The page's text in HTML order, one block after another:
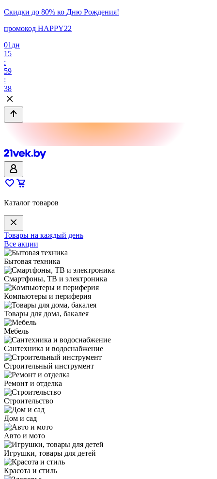
Скидки до 80% ко Дню Рождения!
промокод HAPPY22
01 дн
15
:
59
:
38
Каталог товаров
Товары на каждый день
Все акции
Бытовая техника
Смартфоны, ТВ и электроника
Компьютеры и периферия
Товары для дома, бакалея
Мебель
Сантехника и водоснабжение
Строительный инструмент
Ремонт и отделка
Строительство
Дом и сад
Авто и мото
Игрушки, товары для детей
Красота и стиль